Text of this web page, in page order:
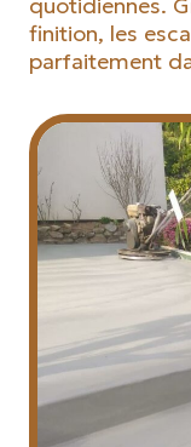
quotidiennes.
finition, les
parfaitement